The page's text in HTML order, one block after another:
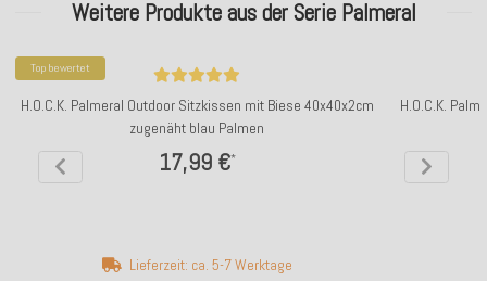
Weitere Produkte aus der Serie Palmeral
Top bewertet
H.O.C.K. Palmeral Outdoor Sitzkissen mit Biese 40x40x2cm
zugenäht blau Palmen
17,99 €*
Lieferzeit: ca. 5-7 Werktage
H.O.C.K.